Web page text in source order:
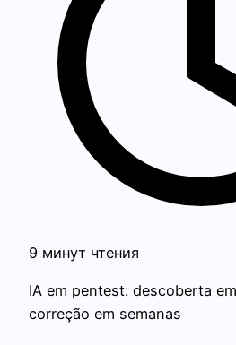
9 минут чтения
IA em pentest: descoberta
correção em semanas